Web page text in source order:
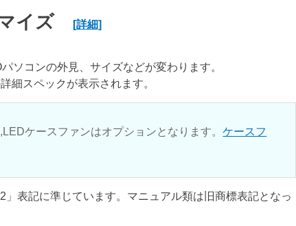
マイズ[詳細]
ソコンの外見、サイズなどが変わります。
細スペックが表示されます。
ケースファンはオプションとなります。ケースフ
」表記に準じています。マニュアル類は旧商標表記となっ